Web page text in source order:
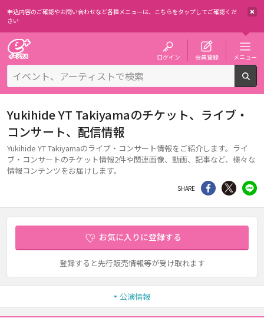
申込内容のご確認やお問い合わせなど各種メニューは、 こちらをタップしてご確認くだ
さい
ログイン 会員登録 メニュー
Yukihide YT Takiyamaのチケット、ライブ・
コンサート、配信情報
Yukihide YT Takiyamaのライブ・コンサート情報をご紹介します。ライ
ブ・コンサートのチケット情報2件や関連画像、動画、記事など、様々な
情報コンテンツをお届けします。
SHARE シェア Twitter
お気に入りに登録する
登録すると先行販売情報等が受け取れます
公演情報